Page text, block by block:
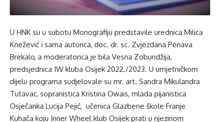
U HNK su u subotu Monografiju predstavile urednica Milica
Knežević i sama autorica, doc. dr. sc. Zvjezdana Penava
Brekalo, a moderatorica je bila Vesna Zobundžija,
predsjednica IW kluba Osijek 2022./2023. U umjetničkom
dijelu programa sudjelovale su mr. art. Sandra Mikulandra
Tutavac, sopranistica Kristina Owais, mlada pijanistica
Osječanka Lucija Pejić, učenica Glazbene škole Franje
Kuhača koju Inner Wheel klub Osijek prati u njezinom